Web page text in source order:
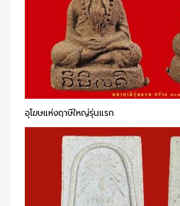
อุโฆษแห่งฤาษีใหญ่รุ่นแรก